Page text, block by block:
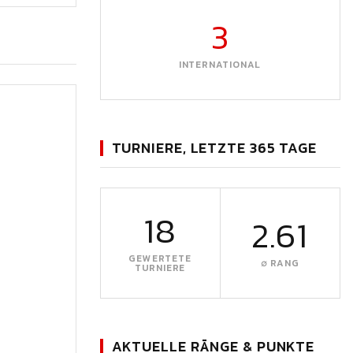
3
INTERNATIONAL
TURNIERE, LETZTE 365 TAGE
18
GEWERTETE
TURNIERE
2.61
∅ RANG
AKTUELLE RÄNGE & PUNKTE